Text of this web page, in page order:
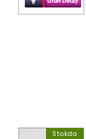
Stokda